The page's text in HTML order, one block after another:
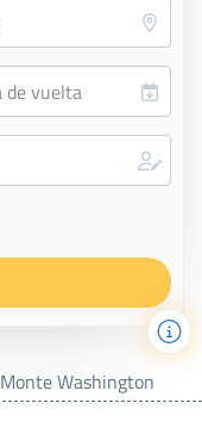
Monte Washington